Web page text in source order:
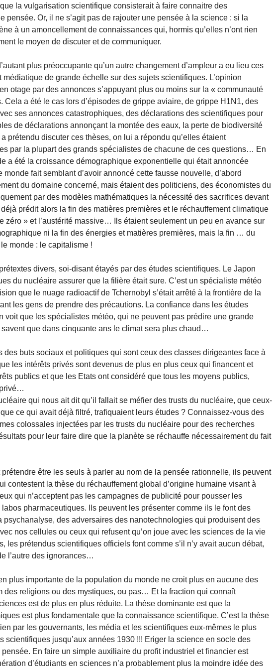
la vulgarisation scientifique consisterait à faire connaitre des
pensée. Or, il ne s’agit pas de rajouter une pensée à la science : si la
à un amoncellement de connaissances qui, hormis qu’elles n’ont rien
le moyen de discuter et de communiquer.
plus préoccupante qu’un autre changement d’ampleur a eu lieu ces
de grande échelle sur des sujets scientifiques. L’opinion
otage par des annonces s’appuyant plus ou moins sur la « communauté
Cela a été le cas lors d’épisodes de grippe aviaire, de grippe H1N1, des
ses annonces catastrophiques, des déclarations des scientifiques pour
de déclarations annonçant la montée des eaux, la perte de biodiversité
prétendu discuter ces thèses, on lui a répondu qu’elles étaient
par la plupart des grands spécialistes de chacune de ces questions… En
a été la croissance démographique exponentielle qui était annoncée
fait semblant d’avoir annoncé cette fausse nouvelle, d’abord
du domaine concerné, mais étaient des politiciens, des économistes du
par des modèles mathématiques la nécessité des sacrifices devant
prédit alors la fin des matières premières et le réchauffement climatique
zéro » et l’austérité massive… Ils étaient seulement un peu en avance sur
ni la fin des énergies et matières premières, mais la fin … du
monde : le capitalisme !
divers, soi-disant étayés par des études scientifiques. Le Japon
du nucléaire assurer que la filière était sure. C’est un spécialiste météo
que le nuage radioactif de Tchernobyl s’était arrêté à la frontière de la
les gens de prendre des précautions. La confiance dans les études
voit que les spécialistes météo, qui ne peuvent pas prédire une grande
savent que dans cinquante ans le climat sera plus chaud…
buts sociaux et politiques qui sont ceux des classes dirigeantes face à
les intérêts privés sont devenus de plus en plus ceux qui financent et
publics et que les Etats ont considéré que tous les moyens publics,
qui nous ait dit qu’il fallait se méfier des trusts du nucléaire, que ceux-
ce qui avait déjà filtré, trafiquaient leurs études ? Connaissez-vous des
colossales injectées par les trusts du nucléaire pour des recherches
pour leur faire dire que la planète se réchauffe nécessairement du fait
être les seuls à parler au nom de la pensée rationnelle, ils peuvent
contestent la thèse du réchauffement global d’origine humaine visant à
qui n’acceptent pas les campagnes de publicité pour pousser les
pharmaceutiques. Ils peuvent les présenter comme ils le font des
des adversaires des nanotechnologies qui produisent des
nos cellules ou ceux qui refusent qu’on joue avec les sciences de la vie
les prétendus scientifiques officiels font comme s’il n’y avait aucun débat,
l’autre des ignorances…
plus importante de la population du monde ne croit plus en aucune des
des religions ou des mystiques, ou pas… Et la fraction qui connaît
est de plus en plus réduite. La thèse dominante est que la
est plus fondamentale que la connaissance scientifique. C’est la thèse
par les gouvernants, les média et les scientifiques eux-mêmes le plus
scientifiques jusqu’aux années 1930 !!! Eriger la science en socle des
En faire un simple auxiliaire du profit industriel et financier est
d’étudiants en sciences n’a probablement plus la moindre idée des